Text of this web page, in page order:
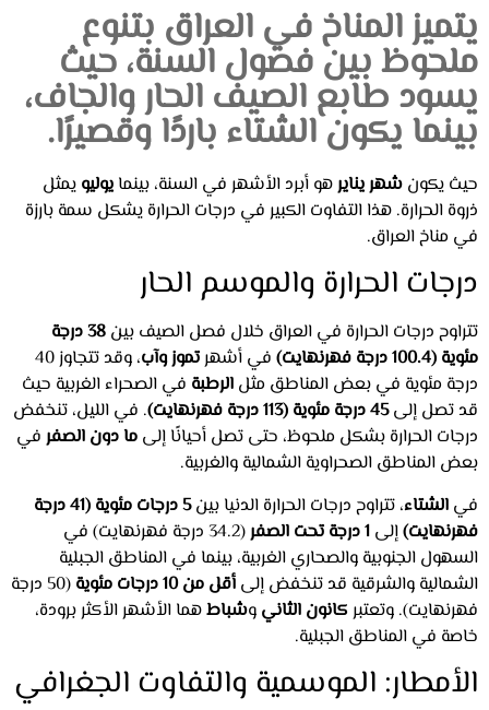
يتميز المناخ في العراق بتنوع
ملحوظ بين فصول السنة، حيث
يسود طابع الصيف الحار والجاف،
بينما يكون الشتاء باردًا وقصيرًا.
حيث يكون شهر ينايرهو أبرد الأشهر في السنة، بينما يوليو يمثل
ذروة الحرارة. هذا التفاوت الكبير في درجات الحرارة يشكل سمة بارزة
في مناخ العراق.
درجات الحرارة والموسم الحار
تتراوح درجات الحرارة في العراق خلال فصل الصيف بين
38 درجة
مئوية (100.4 درجة فهرنهايت)
في أشهرتموز وآب
، وقد تتجاوز 40
درجة مئوية في بعض المناطق مثل الرطبة في الصحراء الغربية حيث
قد تصل إلى45 درجة مئوية (113 درجة فهرنهايت)
. في الليل، تنخفض
درجات الحرارة بشكل ملحوظ، حتى تصل أحيانًا إلى ما دون الصفر في
بعض المناطق الصحراوية الشمالية والغربية.
في الشتاء، تتراوح درجات الحرارة الدنيا بين
5 درجات مئوية (41 درجة
فهرنهايت)إلى 1 درجة تحت الصفر
(34.2 درجة فهرنهايت) في
السهول الجنوبية والصحاري الغربية، بينما في المناطق الجبلية
الشمالية والشرقية قد تنخفض إلى أقل من 10 درجات مئوية
(50 درجة
فهرنهايت). وتعتبر كانون الثاني وشباطهما الأشهر الأكثر برودة،
خاصة في المناطق الجبلية.
الأمطار: الموسمية والتفاوت الجغرافي